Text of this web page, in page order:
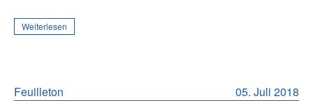
Weiterlesen
05. Juli 2018
Feuilleton